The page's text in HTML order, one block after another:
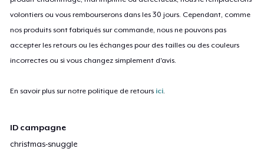
volontiers ou vous rembourserons dans les 30 jours. Cependant, comme
nos produits sont fabriqués sur commande, nous ne pouvons pas
accepter les retours ou les échanges pour des tailles ou des couleurs
incorrectes ou si vous changez simplement d'avis.
En savoir plus sur notre politique de retours ici
ID campagne
christmas-snuggle